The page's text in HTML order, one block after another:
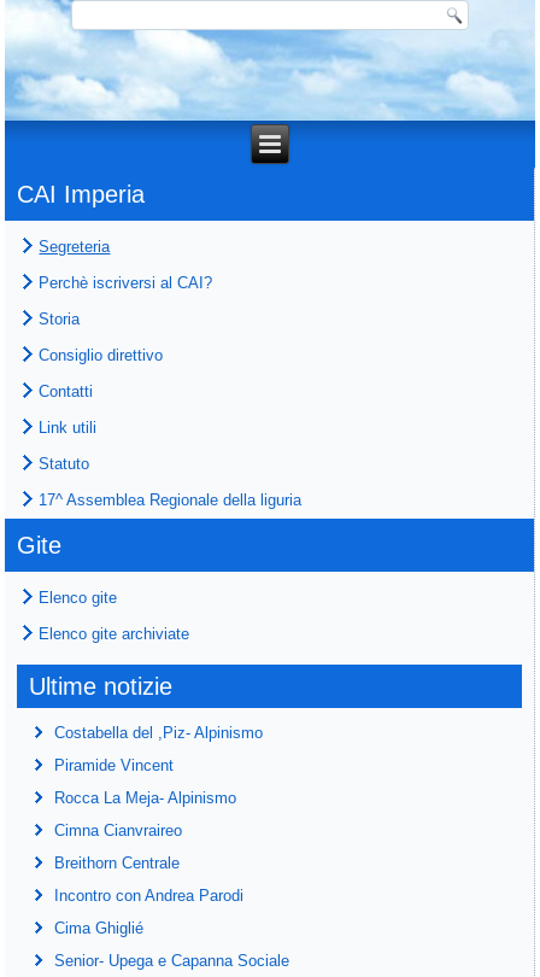
CAI Imperia
Segreteria
Perchè iscriversi al CAI?
Storia
Consiglio direttivo
Contatti
Link utili
Statuto
17^ Assemblea Regionale della liguria
Gite
Elenco gite
Elenco gite archiviate
Ultime notizie
Costabella del ,Piz- Alpinismo
Piramide Vincent
Rocca La Meja- Alpinismo
Cimna Cianvraireo
Breithorn Centrale
Incontro con Andrea Parodi
Cima Ghiglié
Senior- Upega e Capanna Sociale